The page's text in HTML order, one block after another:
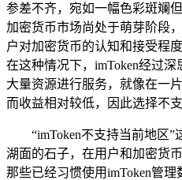
参差不齐，宛如一幅色彩斑斓
加密货币市场尚处于萌芽阶段
户对加密货币的认知和接受程
在这种情况下，imToken经过
大量资源进行服务，就像在一
而收益相对较低，因此选择不
“imToken不支持当前地区
湖面的石子，在用户和加密货
那些已经习惯使用imToken管